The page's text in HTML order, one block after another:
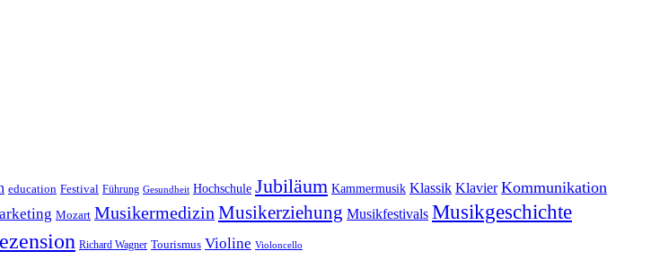
education Festival Führung Gesundheit Hochschule Jubiläum Kammermusik Klassik Klavier Kommunikation
Mozart Musikermedizin Musikerziehung Musikfestivals Musikgeschichte
Richard Wagner Tourismus Violine Violoncello